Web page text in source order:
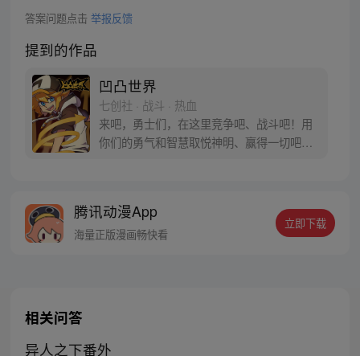
答案问题点击 举报反馈
提到的作品
凹凸世界
七创社 · 战斗 · 热血
来吧，勇士们，在这里竞争吧、战斗吧！用
你们的勇气和智慧取悦神明、赢得一切吧！
腾讯动漫App
海量正版漫画畅快看
立即下载
相关问答
异人之下番外